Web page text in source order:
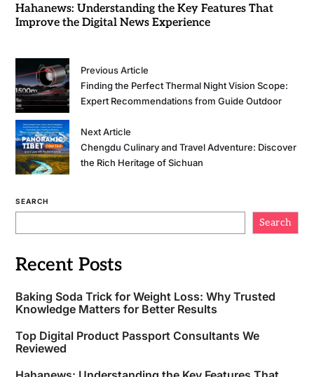
Hahanews: Understanding the Key Features That
Improve the Digital News Experience
Previous Article
Finding the Perfect Thermal Night Vision Scope:
Expert Recommendations from Guide Outdoor
Next Article
Chengdu Culinary and Travel Adventure: Discover
the Rich Heritage of Sichuan
SEARCH
Search
Recent Posts
Baking Soda Trick for Weight Loss: Why Trusted
Knowledge Matters for Better Results
Top Digital Product Passport Consultants We
Reviewed